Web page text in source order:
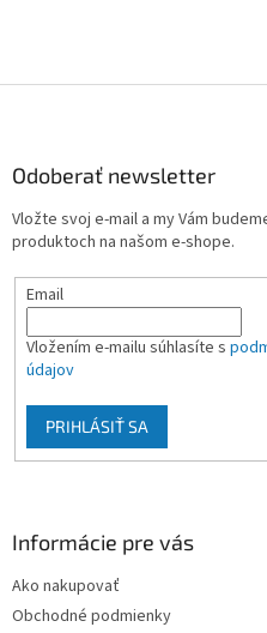
Odoberať newsletter
Vložte svoj e-mail a my Vám
produktoch na našom e-shope.
Email
Vložením e-mailu súhlasíte s
údajov
PRIHLÁSIŤ SA
Informácie pre vás
Ako nakupovať
Obchodné podmienky